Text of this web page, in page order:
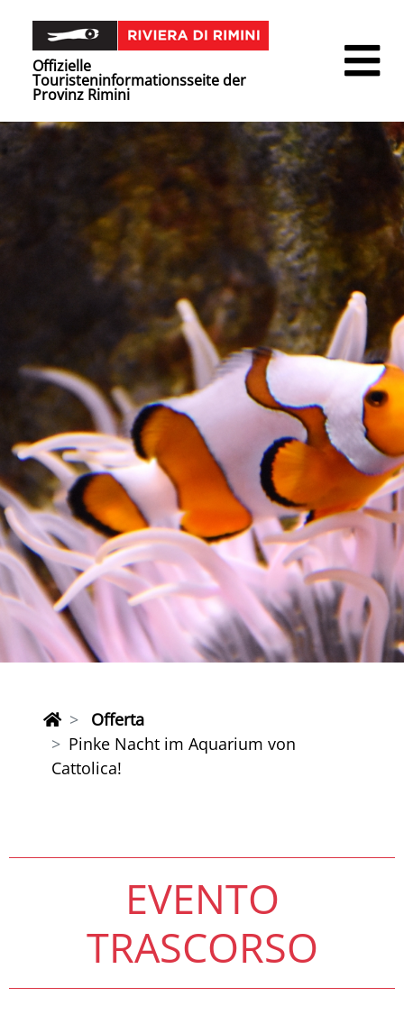
Offizielle
Touristeninformationsseite der
Provinz Rimini
Offerta
Pinke Nacht im Aquarium von
Cattolica!
EVENTO
TRASCORSO